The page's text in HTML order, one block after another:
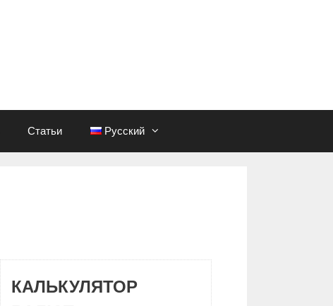
Статьи Русский
КАЛЬКУЛЯТОР